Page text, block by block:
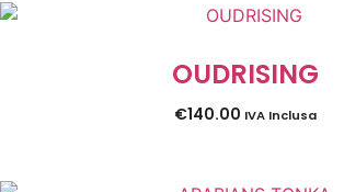
OUDRISING
€140.00 IVA Inclusa